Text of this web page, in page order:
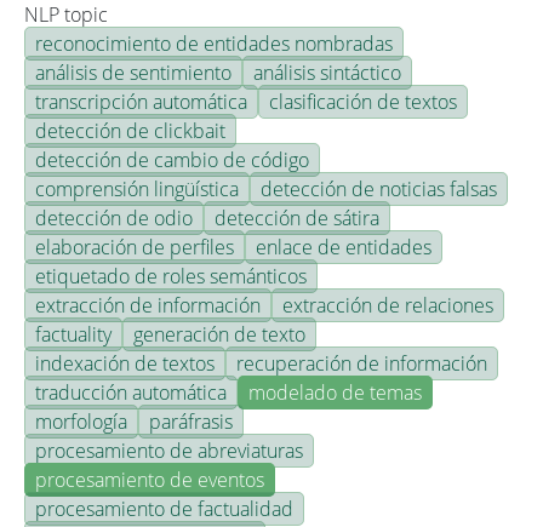
NLP topic
reconocimiento de entidades nombradas
análisis de sentimiento
análisis sintáctico
transcripción automática
clasificación de textos
detección de clickbait
detección de cambio de código
comprensión lingüística
detección de noticias falsas
detección de odio
detección de sátira
elaboración de perfiles
enlace de entidades
etiquetado de roles semánticos
extracción de información
extracción de relaciones
factuality
generación de texto
indexación de textos
recuperación de información
traducción automática
modelado de temas
morfología
paráfrasis
procesamiento de abreviaturas
procesamiento de eventos
procesamiento de factualidad